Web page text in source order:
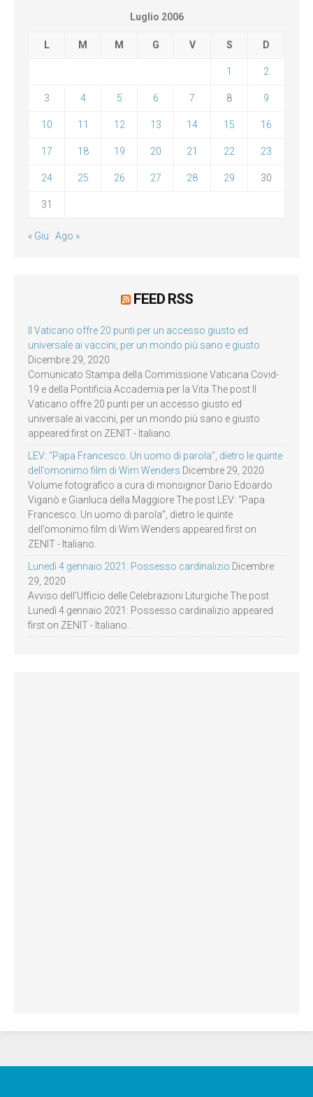
Luglio 2006
L M M G V S D
1 2
3 4 5 6 7 8 9
10 11 12 13 14 15 16
17 18 19 20 21 22 23
24 25 26 27 28 29 30
31
« Giu Ago »
FEED RSS
Il Vaticano offre 20 punti per un accesso giusto ed
universale ai vaccini, per un mondo più sano e giusto
Dicembre 29, 2020
Comunicato Stampa della Commissione Vaticana Covid-
19 e della Pontificia Accademia per la Vita The post Il
Vaticano offre 20 punti per un accesso giusto ed
universale ai vaccini, per un mondo più sano e giusto
appeared first on ZENIT - Italiano.
LEV: “Papa Francesco. Un uomo di parola”, dietro le quinte
dell’omonimo film di Wim Wenders Dicembre 29, 2020
Volume fotografico a cura di monsignor Dario Edoardo
Viganò e Gianluca della Maggiore The post LEV: “Papa
Francesco. Un uomo di parola”, dietro le quinte
dell’omonimo film di Wim Wenders appeared first on
ZENIT - Italiano.
Lunedì 4 gennaio 2021: Possesso cardinalizio Dicembre
29, 2020
Avviso dell’Ufficio delle Celebrazioni Liturgiche The post
Lunedì 4 gennaio 2021: Possesso cardinalizio appeared
first on ZENIT - Italiano.